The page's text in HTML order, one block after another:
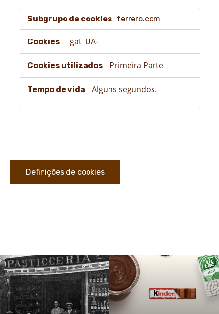
Cookies
de
publicidade
ferrero.com
_gat_UA-
Primeira Parte
Alguns segundos.
Definições de cookies